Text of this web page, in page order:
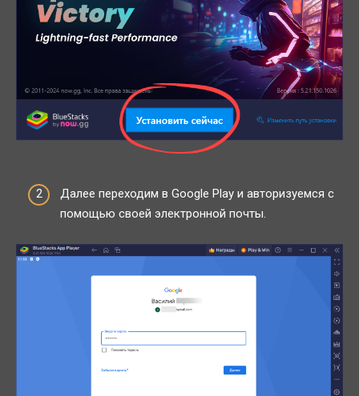
Далее переходим в Google Play и авторизуемся с
помощью своей электронной почты.